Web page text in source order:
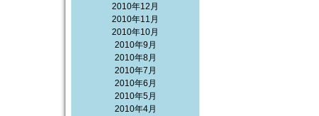
2010年12月
2010年11月
2010年10月
2010年9月
2010年8月
2010年7月
2010年6月
2010年5月
2010年4月